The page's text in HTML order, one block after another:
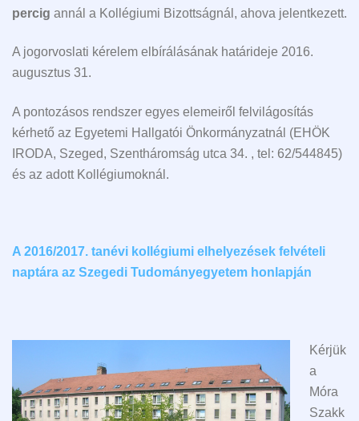
percig annál a Kollégiumi Bizottságnál, ahova jelentkezett.
A jogorvoslati kérelem elbírálásának határideje 2016.
augusztus 31.
A pontozásos rendszer egyes elemeiről felvilágosítás
kérhető az Egyetemi Hallgatói Önkormányzatnál (EHÖK
IRODA, Szeged, Szentháromság utca 34. , tel: 62/544845)
és az adott Kollégiumoknál.
A 2016/2017. tanévi kollégiumi elhelyezések felvételi
naptára az Szegedi Tudományegyetem honlapján
Kérjük
a
Móra
Szakk